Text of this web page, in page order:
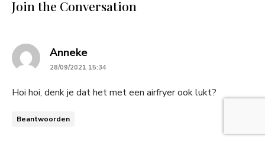
Join the Conversation
Annekesays:
28/09/2021 15:34
Hoi hoi, denk je dat het met een airfryer ook lukt?
Beantwoorden